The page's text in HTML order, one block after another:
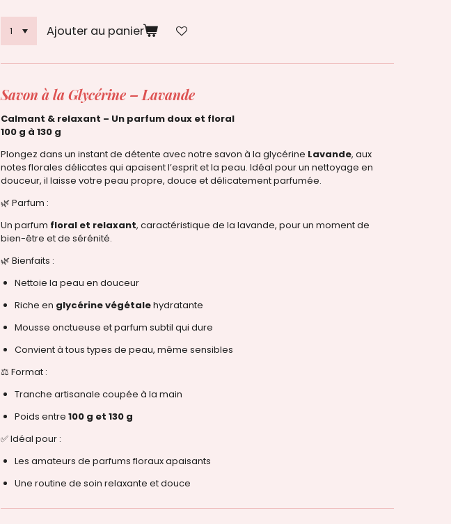
Ajouter au panier
Savon à la Glycérine – Lavande
Calmant & relaxant – Un parfum doux et floral
100 g à 130 g
Plongez dans un instant de détente avec notre savon à la glycérine Lavande, aux
notes florales délicates qui apaisent l’esprit et la peau. Idéal pour un nettoyage en
douceur, il laisse votre peau propre, douce et délicatement parfumée.
🌿 Parfum :
Un parfum floral et relaxant, caractéristique de la lavande, pour un moment de
bien-être et de sérénité.
🌿 Bienfaits :
Nettoie la peau en douceur
Riche en glycérine végétalehydratante
Mousse onctueuse et parfum subtil qui dure
Convient à tous types de peau, même sensibles
⚖️ Format :
Tranche artisanale coupée à la main
Poids entre 100 g et 130 g
✅ Idéal pour :
Les amateurs de parfums floraux apaisants
Une routine de soin relaxante et douce